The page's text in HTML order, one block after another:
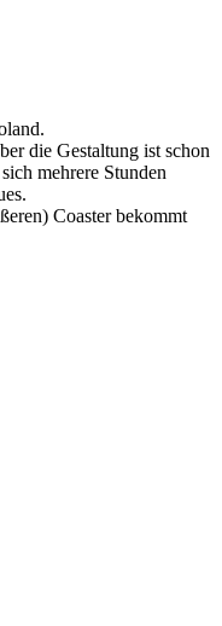
die Gestaltung ist schon
mehrere Stunden
Coaster bekommt